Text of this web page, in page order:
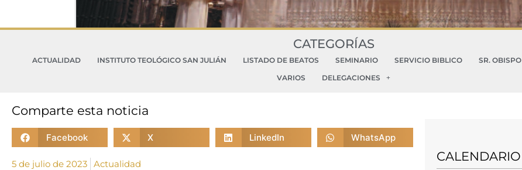
CATEGORÍAS
ACTUALIDAD INSTITUTO TEOLÓGICO SAN JULIÁN LISTADO DE BEATOS SEMINARIO SERVICIO BIBLICO SR. OBISPO
VARIOS
DELEGACIONES
Comparte esta noticia
Facebook X LinkedIn WhatsApp
5 de julio de 2023 Actualidad
CALENDARIO